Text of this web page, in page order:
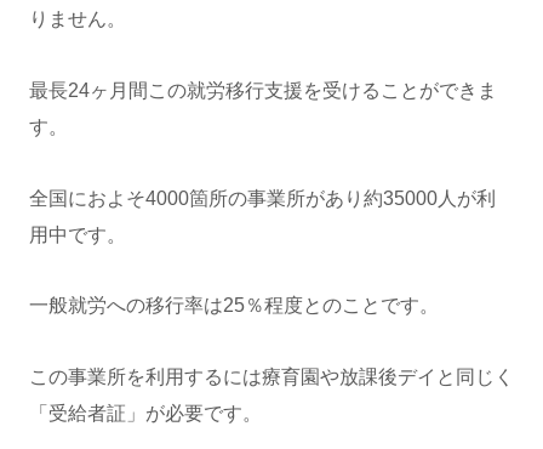
りません。
最長24ヶ月間この就労移行支援を受けることができま
す。
全国におよそ4000箇所の事業所があり約35000人が利
用中です。
一般就労への移行率は25％程度とのことです。
この事業所を利用するには療育園や放課後デイと同じく
「受給者証」が必要です。